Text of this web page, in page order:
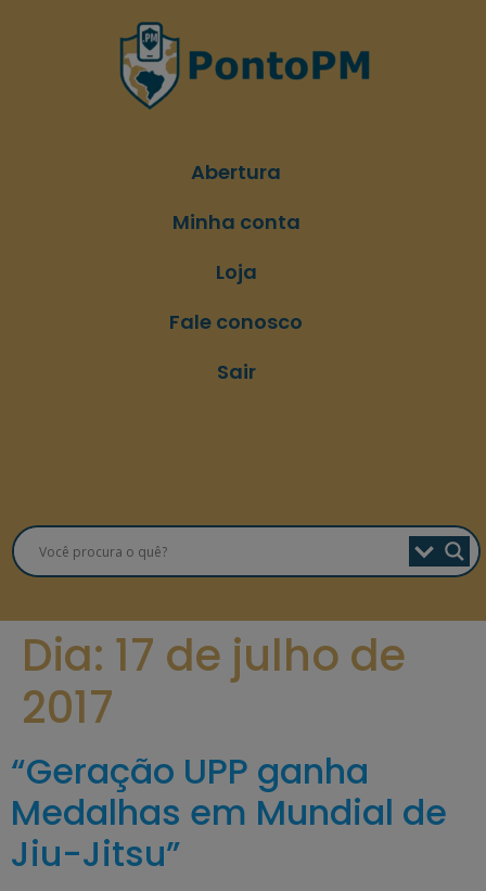
Abertura
Minha conta
Loja
Fale conosco
Sair
Dia: 17 de julho de
2017
“Geração UPP ganha
Medalhas em Mundial de
Jiu-Jitsu”